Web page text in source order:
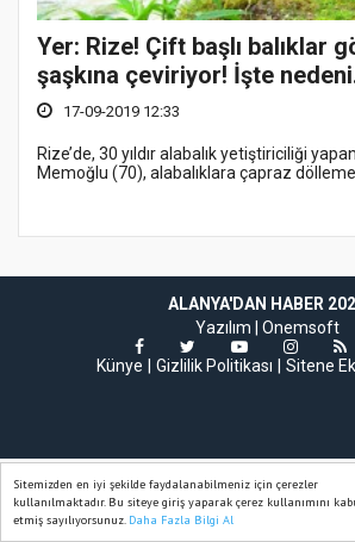
Sitemizden en iyi şekilde faydalanabilmeniz için çerezler
kullanılmaktadır. Bu siteye giriş yaparak çerez kullanımını
etmiş sayılıyorsunuz. Daha Fazla Bilgi Al
Yer: Rize! Çift başlı balıklar
şaşkına çeviriyor! İşte
17-09-2019 12:33
Rize’de, 30 yıldır alabalık yetiştiriciliği
Memoğlu (70), alabalıklara çapraz
ALANYA'DAN HABER
Yazılım | Onemsoft
Künye
Gizlilik Politikası Sitene
Ana Sayfa Web TV